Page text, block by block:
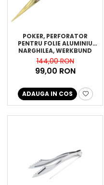
POKER, PERFORATOR
PENTRU FOLIE ALUMINIU
NARGHILEA, WERKBUND
144,00 RON
99,00 RON
ADAUGA IN COS